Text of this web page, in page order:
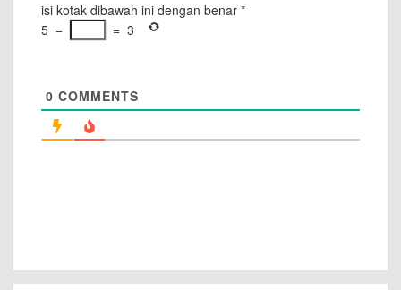
isi kotak dibawah ini dengan benar *
5 − = 3
0 COMMENTS